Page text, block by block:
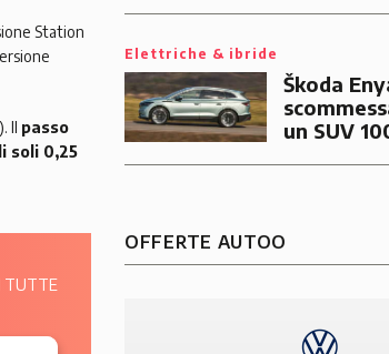
Station
Il passo
soli 0,25
TUTTE
Elettriche & ibride
Škoda
un SUV
OFFERTE AUTOO